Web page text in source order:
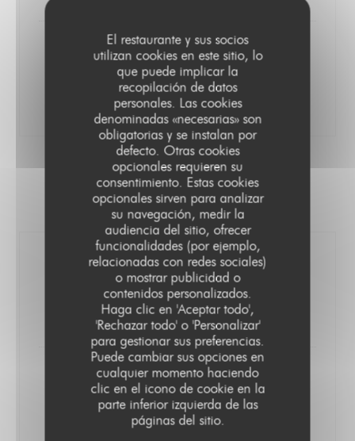
El restaurante y sus socios
utilizan cookies en este sitio, lo
que puede implicar la
recopilación de datos
personales. Las cookies
denominadas «necesarias» son
obligatorias y se instalan por
defecto. Otras cookies
opcionales requieren su
consentimiento. Estas cookies
opcionales sirven para analizar
su navegación, medir la
audiencia del sitio, ofrecer
funcionalidades (por ejemplo,
relacionadas con redes sociales)
o mostrar publicidad o
contenidos personalizados.
Haga clic en 'Aceptar todo',
'Rechazar todo' o 'Personalizar'
para gestionar sus preferencias.
Puede cambiar sus opciones en
cualquier momento haciendo
clic en el icono de cookie en la
parte inferior izquierda de las
páginas del sitio.
Bière Blonde Lager
Felsgold
5,00 EUR
33cl
BOISSONS SOFT
Boissons sans alcool
Jus d’orange
Meneau
6,00 EUR
25cl
Jus de pomme
Meneau
6,00 EUR
25cl
L'OENOVICE